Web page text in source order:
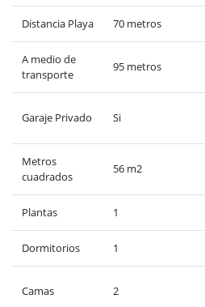
Distancia Playa 70 metros
A medio de
transporte
95 metros
Garaje Privado Si
Metros
cuadrados
56 m2
Plantas 1
Dormitorios 1
Camas 2